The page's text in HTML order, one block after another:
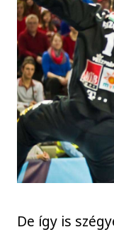
De így is